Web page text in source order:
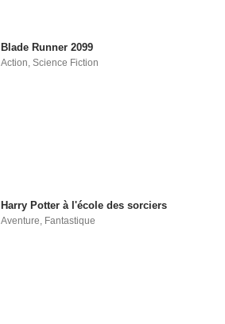
Blade Runner 2099
Action,Science Fiction
Harry Potter à l'école des sorciers
Aventure Fantastique